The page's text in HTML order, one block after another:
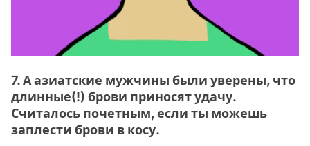
7. А азиатские мужчины были уверены, что
длинные(!) брови приносят удачу.
Считалось почетным, если ты можешь
заплести брови в косу.